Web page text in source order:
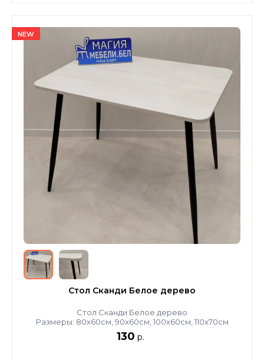
NEW
Стол Сканди Белое дерево
Стол Сканди Белое дерево
Размеры: 80х60см, 90х60см, 100х60см, 110х70см
130 р.